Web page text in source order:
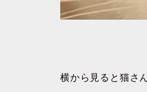
横から見ると猫さ